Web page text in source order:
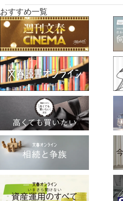
おすすめ一覧